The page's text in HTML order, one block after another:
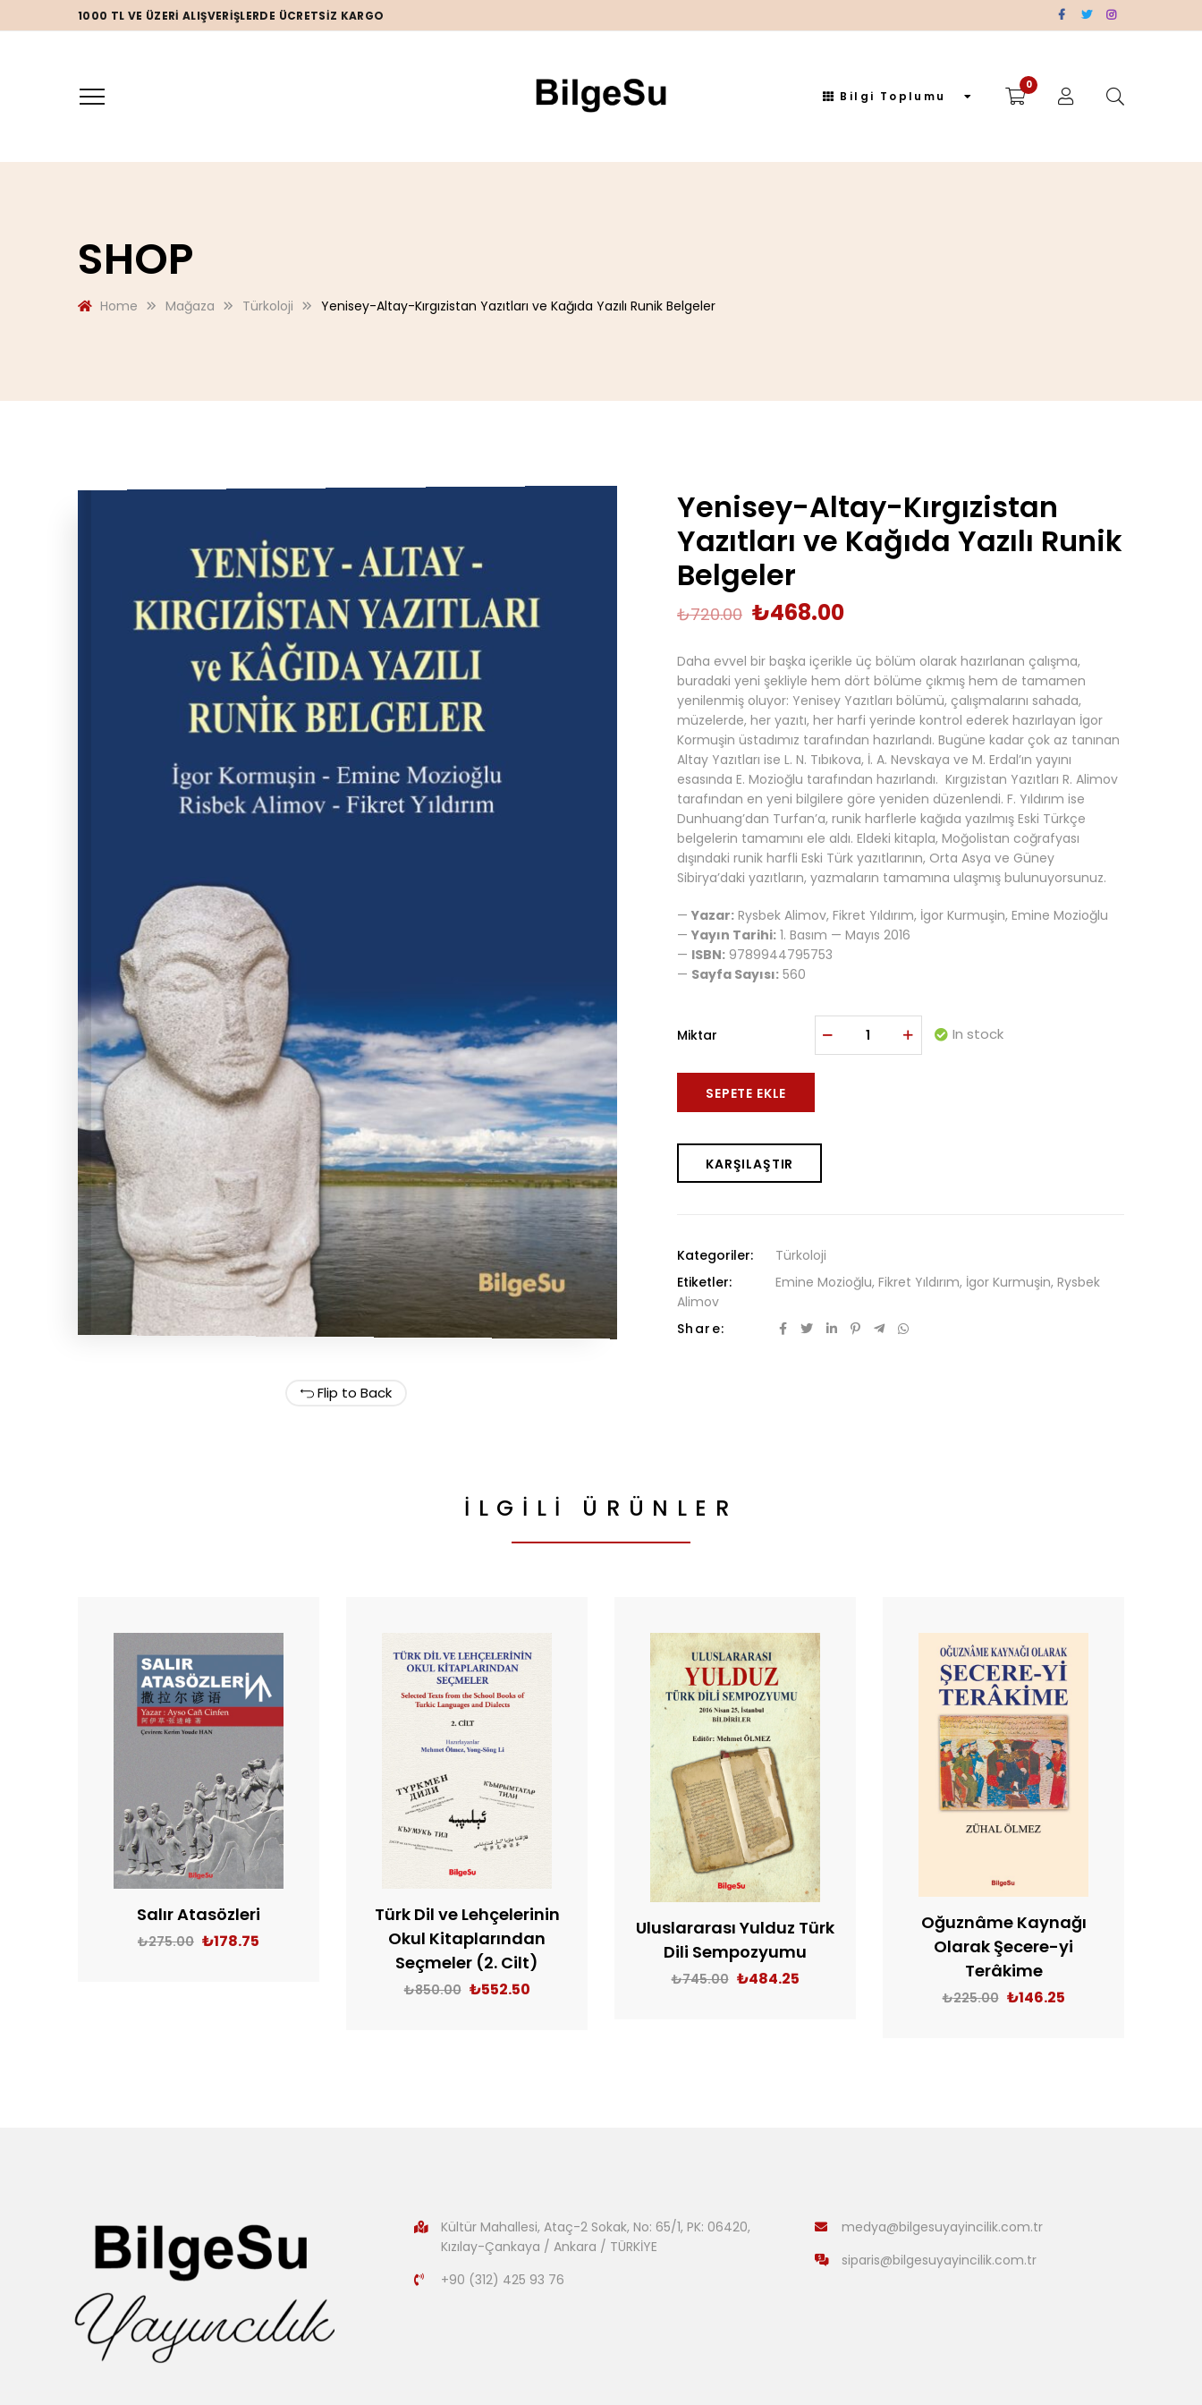
1000 TL VE ÜZERI ALIŞVERIŞLERDE ÜCRETSIZ KARGO
Bilgi Toplumu
0
SHOP
Home Mağaza Türkoloji Yenisey-Altay-Kırgızistan Yazıtları ve Kağıda Yazılı Runik Belgeler
Flip to Back
Yenisey-Altay-Kırgızistan
Yazıtları ve Kağıda Yazılı Runik
Belgeler
₺720.00 ₺468.00
Daha evvel bir başka içerikle üç bölüm olarak hazırlanan çalışma,
buradaki yeni şekliyle hem dört bölüme çıkmış hem de tamamen
yenilenmiş oluyor: Yenisey Yazıtları bölümü, çalışmalarını sahada,
müzelerde, her yazıtı, her harfi yerinde kontrol ederek hazırlayan İgor
Kormuşin üstadımız tarafından hazırlandı. Bugüne kadar çok az tanınan
Altay Yazıtları ise L. N. Tıbıkova, İ. A. Nevskaya ve M. Erdal’ın yayını
esasında E. Mozioğlu tarafından hazırlandı. Kırgızistan Yazıtları R. Alimov
tarafından en yeni bilgilere göre yeniden düzenlendi. F. Yıldırım ise
Dunhuang’dan Turfan’a, runik harflerle kağıda yazılmış Eski Türkçe
belgelerin tamamını ele aldı. Eldeki kitapla, Moğolistan coğrafyası
dışındaki runik harfli Eski Türk yazıtlarının, Orta Asya ve Güney
Sibirya’daki yazıtların, yazmaların tamamına ulaşmış bulunuyorsunuz.
— Yazar:Rysbek Alimov, Fikret Yıldırım, İgor Kurmuşin, Emine Mozioğlu
— Yayın Tarihi:1. Basım — Mayıs 2016
— ISBN:9789944795753
— Sayfa Sayısı:560
Miktar In stock
SEPETE EKLE
KARŞILAŞTIR
Kategoriler:
Türkoloji
Etiketler:
Emine Mozioğlu, Fikret Yıldırım, İgor Kurmuşin, Rysbek
Alimov
Share:
İLGILI ÜRÜNLER
Salır Atasözleri
₺275.00 ₺178.75
Türk Dil ve Lehçelerinin
Okul Kitaplarından
Seçmeler (2. Cilt)
₺850.00 ₺552.50
Uluslararası Yulduz Türk
Dili Sempozyumu
₺745.00 ₺484.25
Oğuznâme Kaynağı
Olarak Şecere-yi
Terâkime
₺225.00 ₺146.25
Kültür Mahallesi, Ataç-2 Sokak, No: 65/1, PK: 06420,
Kızılay-Çankaya / Ankara / TÜRKİYE
+90 (312) 425 93 76
medya@bilgesuyayincilik.com.tr
siparis@bilgesuyayincilik.com.tr